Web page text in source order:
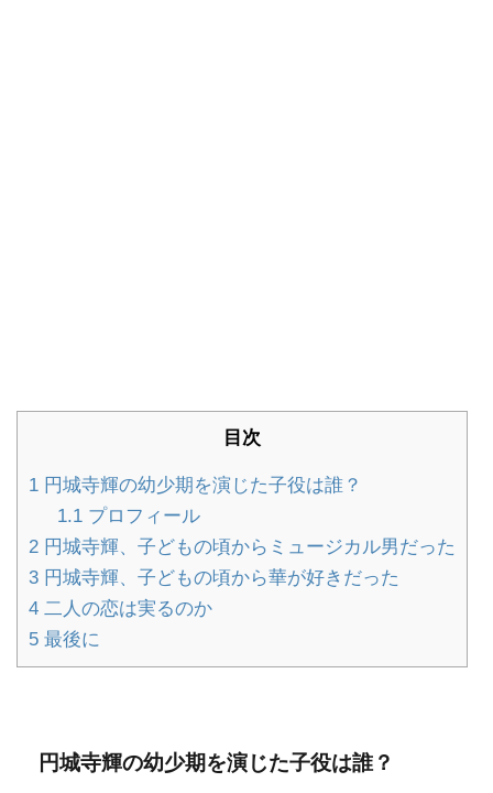
目次
1 円城寺輝の幼少期を演じた子役は誰？
1.1プロフィール
2 円城寺輝、子どもの頃からミュージカル男だった
3 円城寺輝、子どもの頃から華が好きだった
4 二人の恋は実るのか
5 最後に
円城寺輝の幼少期を演じた子役は誰？